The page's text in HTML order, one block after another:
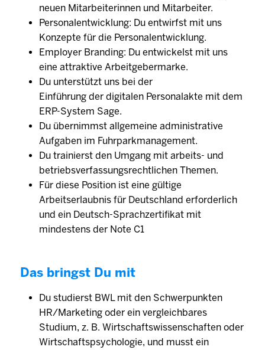
neuen Mitarbeiterinnen und Mitarbeiter.
Personalentwicklung: Du entwirfst mit uns
Konzepte für die Personalentwicklung.
Employer Branding: Du entwickelst mit uns
eine attraktive Arbeitgebermarke.
Du unterstützt uns bei der
Einführung der digitalen Personalakte mit dem
ERP-System Sage.
Du übernimmst allgemeine administrative
Aufgaben im Fuhrparkmanagement.
Du trainierst den Umgang mit arbeits- und
betriebsverfassungsrechtlichen Themen.
Für diese Position ist eine gültige
Arbeitserlaubnis für Deutschland erforderlich
und ein Deutsch-Sprachzertifikat mit
mindestens der Note C1
Das bringst Du mit
Du studierst BWL mit den Schwerpunkten
HR/Marketing oder ein vergleichbares
Studium, z. B. Wirtschaftswissenschaften oder
Wirtschaftspsychologie, und musst ein